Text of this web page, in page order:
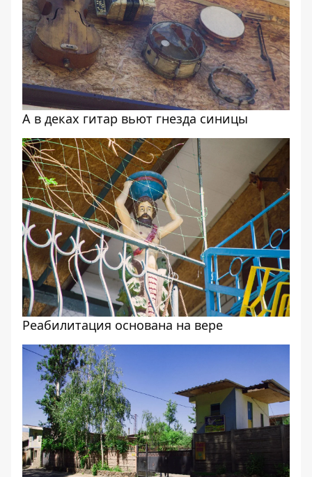
А в деках гитар вьют гнезда синицы
Реабилитация основана на вере